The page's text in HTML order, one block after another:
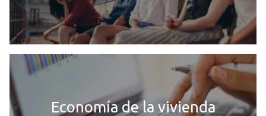
Economía de la vivienda